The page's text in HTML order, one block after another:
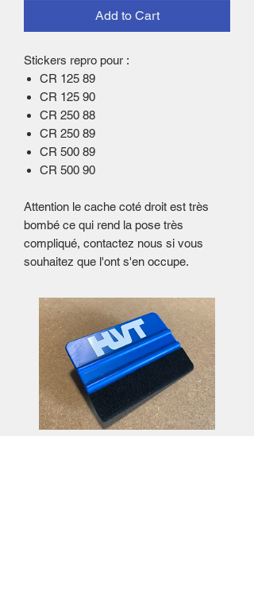
Add to Cart
Stickers repro pour :
CR 125 89
CR 125 90
CR 250 88
CR 250 89
CR 500 89
CR 500 90
Attention le cache coté droit est très
bombé ce qui rend la pose très
compliqué, contactez nous si vous
souhaitez que l'ont s'en occupe.